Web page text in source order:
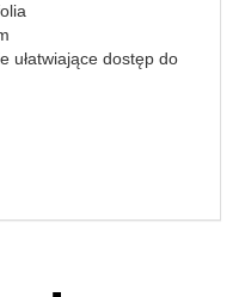
ułatwiające dostęp do